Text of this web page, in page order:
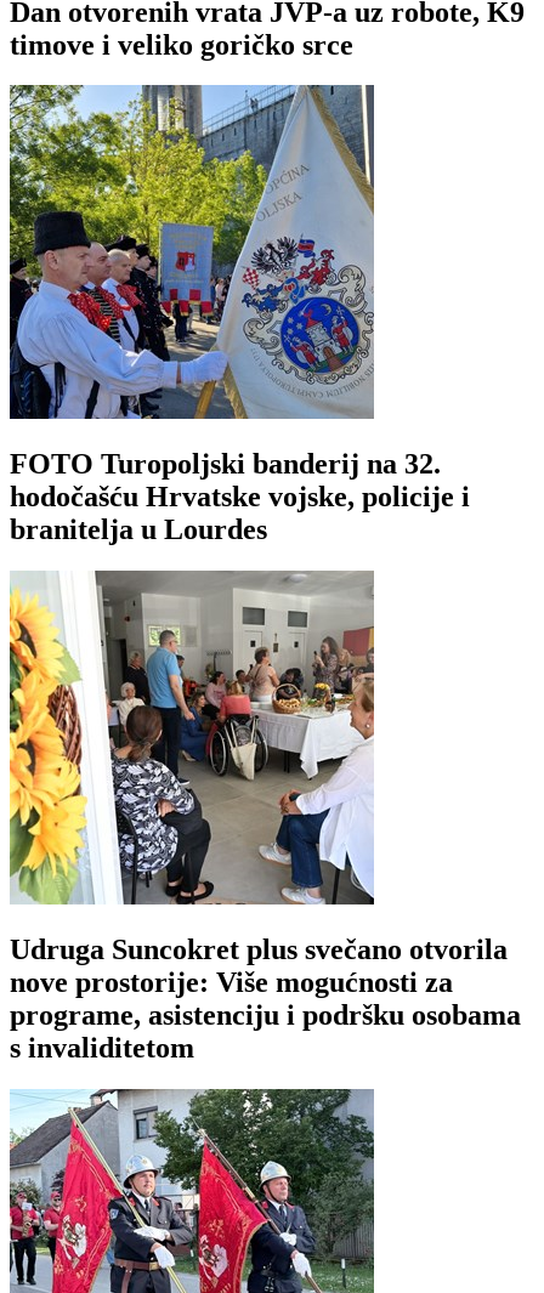
Dan otvorenih vrata JVP-a uz robote, K9
timove i veliko goričko srce
FOTO Turopoljski banderij na 32.
hodočašću Hrvatske vojske, policije i
branitelja u Lourdes
Udruga Suncokret plus svečano otvorila
nove prostorije: Više mogućnosti za
programe, asistenciju i podršku osobama
s invaliditetom